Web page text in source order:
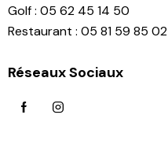
Golf : 05 62 45 14 50
Restaurant : 05 81 59 85 02
Réseaux Sociaux